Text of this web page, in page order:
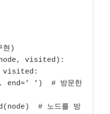
현)
visited):